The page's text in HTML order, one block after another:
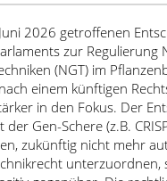
2026 getroffenen
zur Regulierung
(NGT) im
einem künftigen
in den Fokus. Der
Gen-Schere (z.B.
zukünftig nicht mehr
unterzuordnen,